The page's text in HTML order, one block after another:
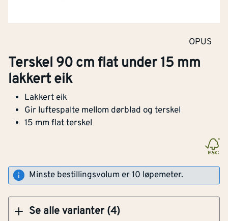
OPUS
Terskel 90 cm flat under 15 mm
lakkert eik
Lakkert eik
Gir luftespalte mellom dørblad og terskel
15 mm flat terskel
Minste bestillingsvolum er 10 løpemeter.
Se alle varianter (4)
Klikk og hent
Terskel 100 cm flat under 15 mm lakkert eik